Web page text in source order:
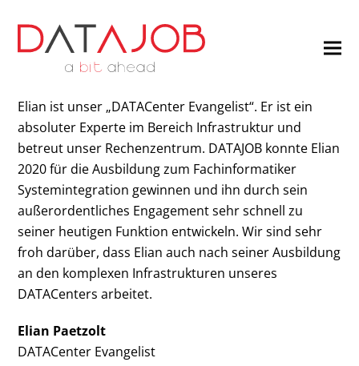
Elian ist unser „DATACenter Evangelist“. Er ist ein
absoluter Experte im Bereich Infrastruktur und
betreut unser Rechenzentrum. DATAJOB konnte Elian
2020 für die Ausbildung zum Fachinformatiker
Systemintegration gewinnen und ihn durch sein
außerordentliches Engagement sehr schnell zu
seiner heutigen Funktion entwickeln. Wir sind sehr
froh darüber, dass Elian auch nach seiner Ausbildung
an den komplexen Infrastrukturen unseres
DATACenters arbeitet.
Elian Paetzolt
DATACenter Evangelist